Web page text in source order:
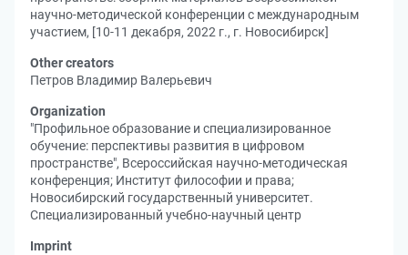
научно-методической конференции с международным
участием, [10-11 декабря, 2022 г., г. Новосибирск]
Other creators
Петров Владимир Валерьевич
Organization
"Профильное образование и специализированное
обучение: перспективы развития в цифровом
пространстве", Всероссийская научно-методическая
конференция; Институт философии и права;
Новосибирский государственный университет.
Специализированный учебно-научный центр
Imprint